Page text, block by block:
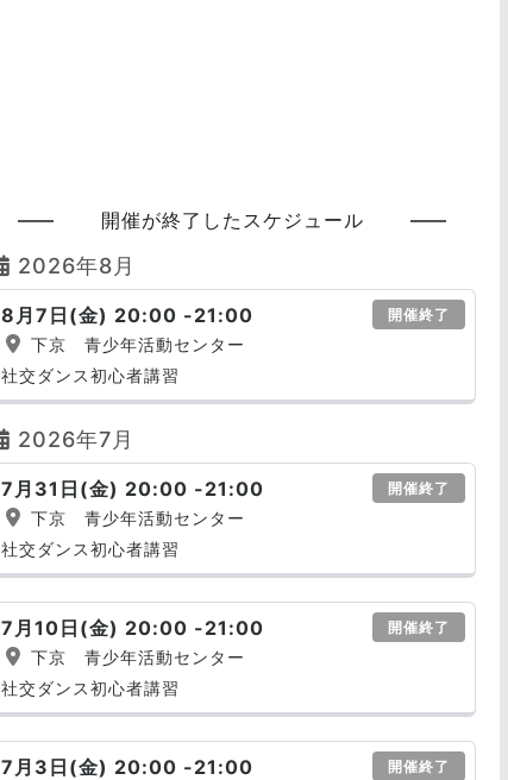
開催が終了したスケジュール
2026年8月
8月7日(金) 20:00 -21:00 開催終了
下京 青少年活動センター
社交ダンス初心者講習
2026年7月
7月31日(金) 20:00 -21:00 開催終了
下京 青少年活動センター
社交ダンス初心者講習
7月10日(金) 20:00 -21:00 開催終了
下京 青少年活動センター
社交ダンス初心者講習
7月3日(金) 20:00 -21:00 開催終了